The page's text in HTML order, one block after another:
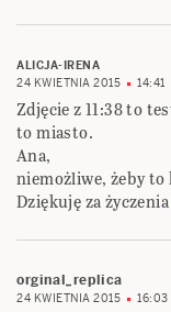
ALICJA-IRENA
24 KWIETNIA 2015
14:41
Zdjęcie z 11:38 to
to miasto.
Ana,
niemożliwe, żeby to
Dziękuję za życzenia
orginal_replica
24 KWIETNIA 2015 16:03